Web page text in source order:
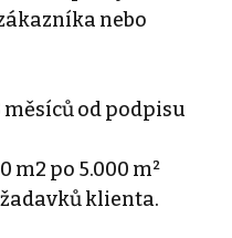
nebo
měsíců od podpisu
m2 po 5.000 m²
klienta.